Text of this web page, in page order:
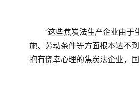
“这些焦炭法生产企业由于
施、劳动条件等方面根本达不
抱有侥幸心理的焦炭法企业，